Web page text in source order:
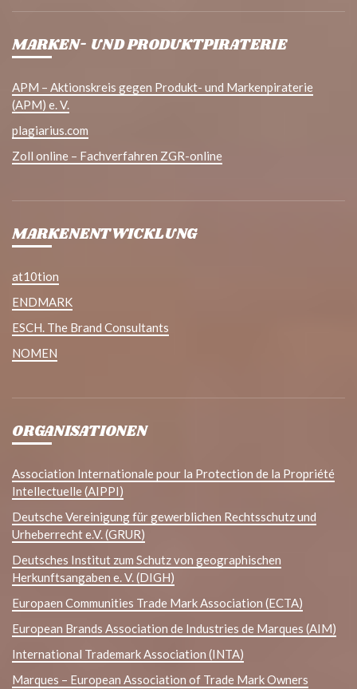
MARKEN- UND PRODUKTPIRATERIE
APM – Aktionskreis gegen Produkt- und Markenpiraterie
(APM) e. V.
plagiarius.com
Zoll online – Fachverfahren ZGR-online
MARKENENTWICKLUNG
at10tion
ENDMARK
ESCH. The Brand Consultants
NOMEN
ORGANISATIONEN
Association Internationale pour la Protection de la Propriété
Intellectuelle (AIPPI)
Deutsche Vereinigung für gewerblichen Rechtsschutz und
Urheberrecht e.V. (GRUR)
Deutsches Institut zum Schutz von geographischen
Herkunftsangaben e. V. (DIGH)
Europaen Communities Trade Mark Association (ECTA)
European Brands Association de Industries de Marques (AIM)
International Trademark Association (INTA)
Marques – European Association of Trade Mark Owners